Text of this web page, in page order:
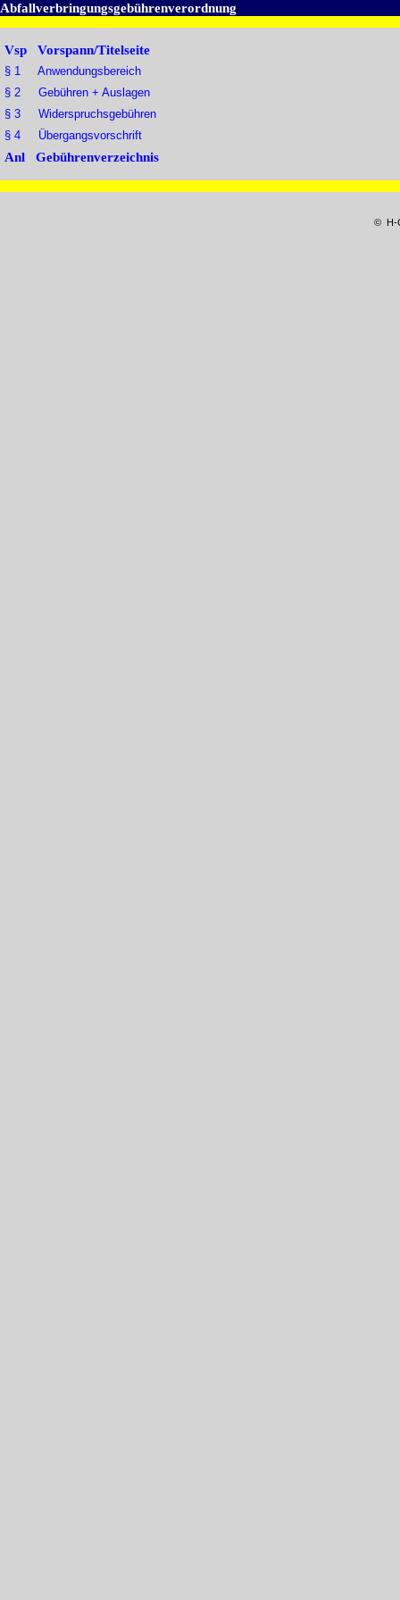
Abfallverbringungsgebührenverordnung
Vsp Vorspann/Titelseite
§ 1 Anwendungsbereich
§ 2 Gebühren + Auslagen
§ 3 Widerspruchsgebühren
§ 4 Übergangsvorschrift
Anl Gebührenverzeichnis
© H-